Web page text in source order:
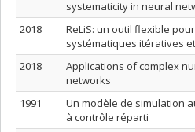
systematicity in neural
2018
ReLiS: un outil flexible
systématiques itératives
2018
Applications of complex
networks
1991
Un modèle de simulation
à contrôle réparti